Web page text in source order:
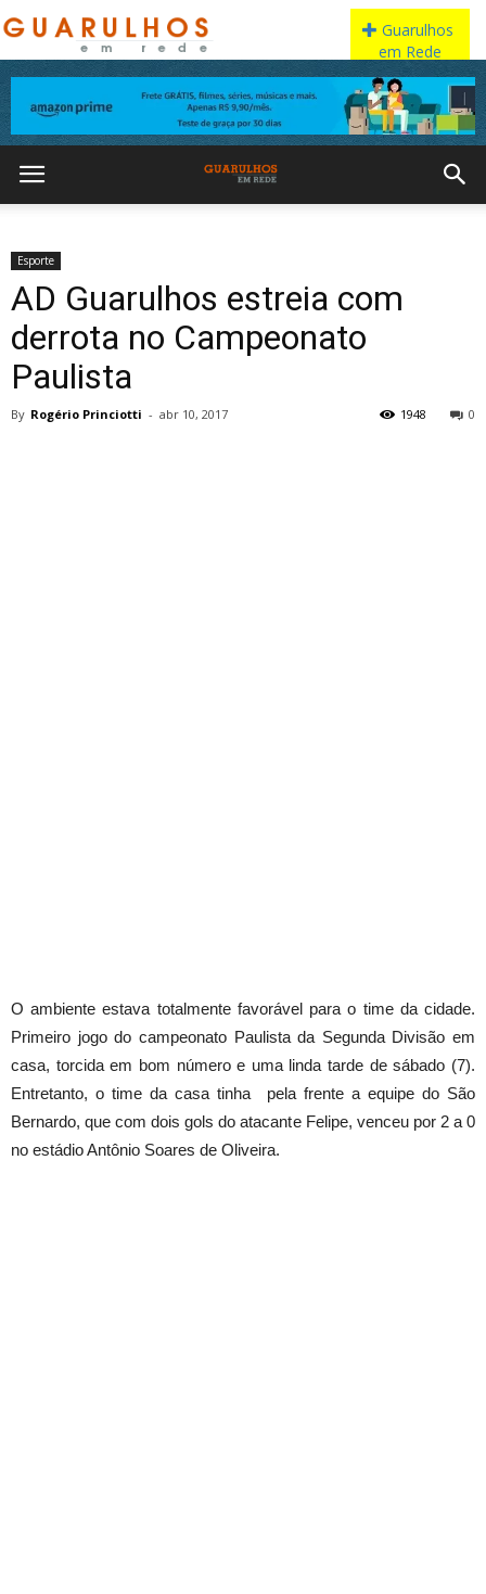
Esporte
AD Guarulhos estreia com
derrota no Campeonato
Paulista
By Rogério Princiotti - abr 10, 2017 0
1948
O ambiente estava totalmente favorável para o time da cidade.
Primeiro jogo do campeonato Paulista da Segunda Divisão em
casa, torcida em bom número e uma linda tarde de sábado (7).
Entretanto, o time da casa tinha pela frente a equipe do São
Bernardo, que com dois gols do atacante Felipe, venceu por 2 a 0
no estádio Antônio Soares de Oliveira.